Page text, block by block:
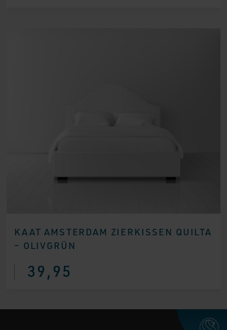
KAAT AMSTERDAM ZIERKISSEN QUILTA
– OLIVGRÜN
39,95